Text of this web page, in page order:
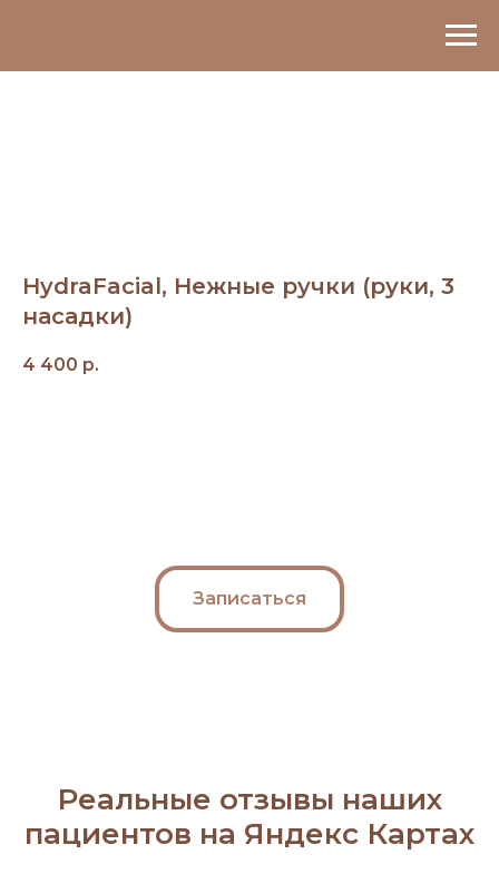
HydraFacial, Нежные ручки (руки, 3
насадки)
4 400 р.
Записаться
Реальные отзывы наших
пациентов на Яндекс Картах